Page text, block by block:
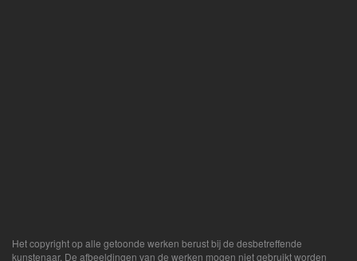
Het copyright op alle getoonde werken berust bij de desbetreffende
kunstenaar. De afbeeldingen van de werken mogen niet gebruikt worden